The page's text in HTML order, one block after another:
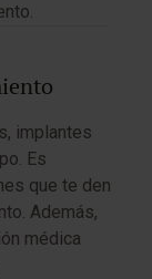
implantes
Es
que te den
Además,
médica